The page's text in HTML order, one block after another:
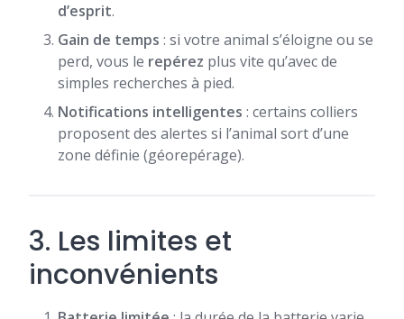
d’esprit.
Gain de temps : si votre animal s’éloigne ou se
perd, vous le repérez plus vite qu’avec de
simples recherches à pied.
Notifications intelligentes : certains colliers
proposent des alertes si l’animal sort d’une
zone définie (géorepérage).
3. Les limites et
inconvénients